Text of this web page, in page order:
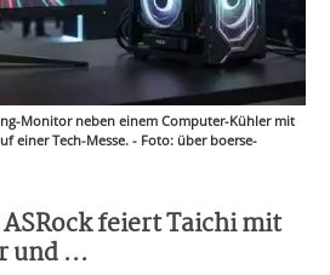
Monitor neben einem Computer-Kühler mit
einer Tech-Messe. - Foto: über boerse-
feiert Taichi mit
und ...